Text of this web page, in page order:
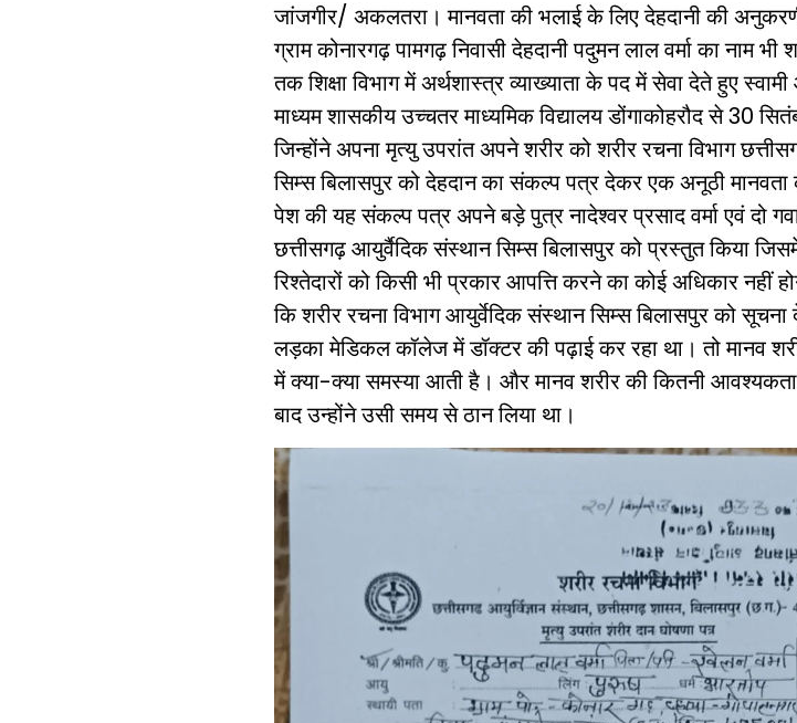
जांजगीर/ अकलतरा। मानवता की भलाई के लिए देहदानी की
ग्राम कोनारगढ़ पामगढ़ निवासी देहदानी पदुमन लाल वर्मा का नाम भी
तक शिक्षा विभाग में अर्थशास्त्र व्याख्याता के पद में सेवा देते हुए
माध्यम शासकीय उच्चतर माध्यमिक विद्यालय डोंगाकोहरौद से 30
जिन्होंने अपना मृत्यु उपरांत अपने शरीर को शरीर रचना विभाग
सिम्स बिलासपुर को देहदान का संकल्प पत्र देकर एक अनूठी
पेश की यह संकल्प पत्र अपने बड़े पुत्र नादेश्वर प्रसाद वर्मा एवं दो
छत्तीसगढ़ आयुर्वैदिक संस्थान सिम्स बिलासपुर को प्रस्तुत किया
रिश्तेदारों को किसी भी प्रकार आपत्ति करने का कोई अधिकार नहीं
कि शरीर रचना विभाग आयुर्वेदिक संस्थान सिम्स बिलासपुर को
लड़का मेडिकल कॉलेज में डॉक्टर की पढ़ाई कर रहा था। तो मानव
में क्या-क्या समस्या आती है। और मानव शरीर की कितनी
बाद उन्होंने उसी समय से ठान लिया था।